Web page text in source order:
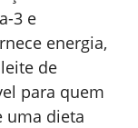
3 e
energia,
de
para quem
uma dieta